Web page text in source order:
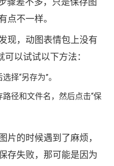
点不一样。
现，动图表情包上没有
可以试试以下方法：
择“另存为”。
径和文件名，然后点击“保
片的时候遇到了麻烦，
存失败，那可能是因为